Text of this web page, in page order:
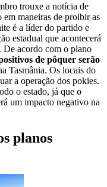
trouxe a notícia de
em maneiras de proibir as
é a líder do partido e
estadual que acontecerá
De acordo com o plano
de pôquer serão
Tasmânia. Os locais do
a operação dos pokies.
o estado, já que o
um impacto negativo na
planos